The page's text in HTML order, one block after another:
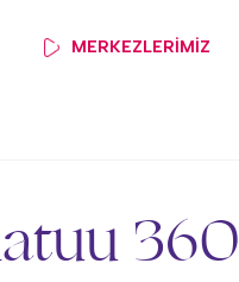
MERKEZLERİMİZ
360